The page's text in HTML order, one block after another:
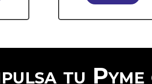
tu